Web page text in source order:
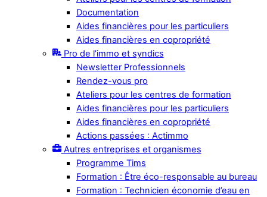
Documentation
Aides financières pour les particuliers
Aides financières en copropriété
Pro de l’immo et syndics
Newsletter Professionnels
Rendez-vous pro
Ateliers pour les centres de formation
Aides financières pour les particuliers
Aides financières en copropriété
Actions passées : Actimmo
Autres entreprises et organismes
Programme Tims
Formation : Être éco-responsable au bureau
Formation : Technicien économie d’eau en